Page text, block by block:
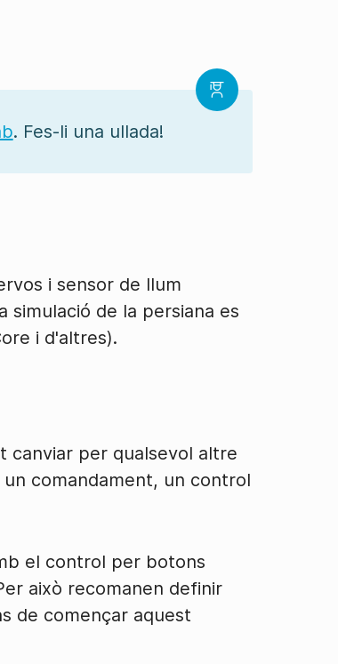
. Fes-li una ullada!
i sensor de llum
simulació de la persiana es
i d'altres).
canviar per qualsevol altre
comandament, un control
el control per botons
això recomanen definir
de començar aquest